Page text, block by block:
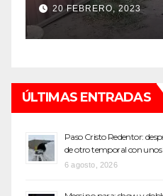
top de Maipú
12 SEPTIEMBRE, 2022
ÚLTIMAS ENTRADAS
Paso Cristo Redentor:
de otro temporal con
6 agosto, 2026